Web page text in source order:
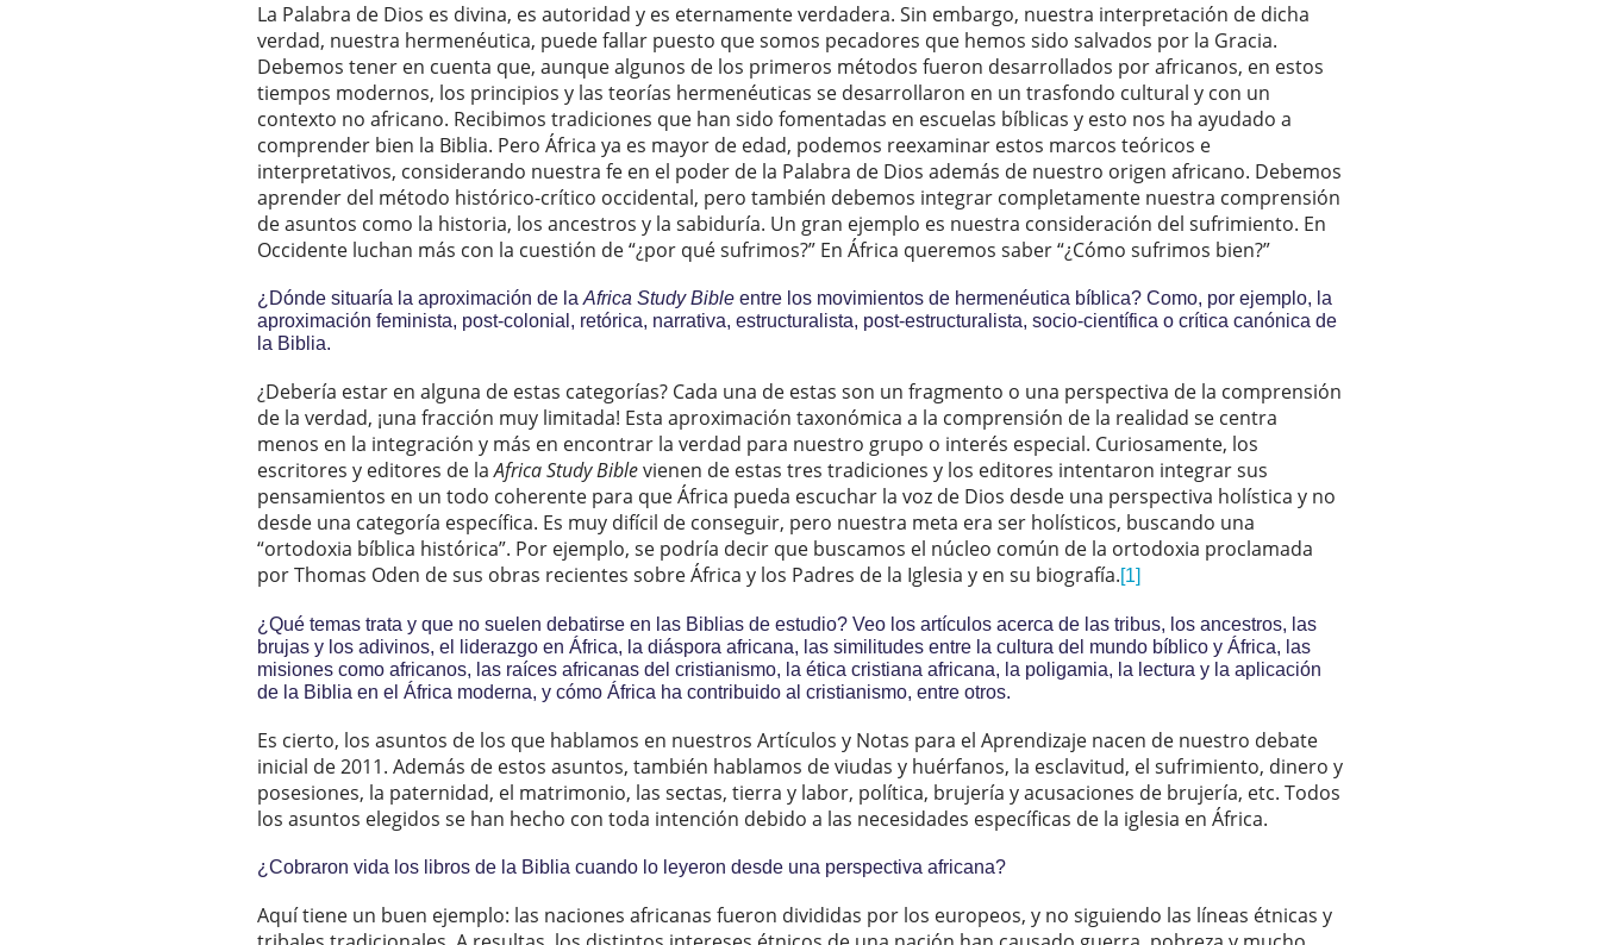
La Palabra de Dios es divina, es autoridad y es eternamente verdadera. Sin embargo, nuestra interpretación de dicha
verdad, nuestra hermenéutica, puede fallar puesto que somos pecadores que hemos sido salvados por la Gracia.
Debemos tener en cuenta que, aunque algunos de los primeros métodos fueron desarrollados por africanos, en estos
tiempos modernos, los principios y las teorías hermenéuticas se desarrollaron en un trasfondo cultural y con un
contexto no africano. Recibimos tradiciones que han sido fomentadas en escuelas bíblicas y esto nos ha ayudado a
comprender bien la Biblia. Pero África ya es mayor de edad, podemos reexaminar estos marcos teóricos e
interpretativos, considerando nuestra fe en el poder de la Palabra de Dios además de nuestro origen africano. Debemos
aprender del método histórico-crítico occidental, pero también debemos integrar completamente nuestra comprensión
de asuntos como la historia, los ancestros y la sabiduría. Un gran ejemplo es nuestra consideración del sufrimiento. En
Occidente luchan más con la cuestión de “¿por qué sufrimos?” En África queremos saber “¿Cómo sufrimos bien?”
¿Dónde situaría la aproximación de la Africa Study Bible entre los movimientos de hermenéutica bíblica? Como, por ejemplo, la
aproximación feminista, post-colonial, retórica, narrativa, estructuralista, post-estructuralista, socio-científica o crítica canónica de
la Biblia.
¿Debería estar en alguna de estas categorías? Cada una de estas son un fragmento o una perspectiva de la comprensión
de la verdad, ¡una fracción muy limitada! Esta aproximación taxonómica a la comprensión de la realidad se centra
menos en la integración y más en encontrar la verdad para nuestro grupo o interés especial. Curiosamente, los
escritores y editores de laAfrica Study Biblevienen de estas tres tradiciones y los editores intentaron integrar sus
pensamientos en un todo coherente para que África pueda escuchar la voz de Dios desde una perspectiva holística y no
desde una categoría específica. Es muy difícil de conseguir, pero nuestra meta era ser holísticos, buscando una
“ortodoxia bíblica histórica”. Por ejemplo, se podría decir que buscamos el núcleo común de la ortodoxia proclamada
por Thomas Oden de sus obras recientes sobre África y los Padres de la Iglesia y en su biografía.[1]
¿Qué temas trata y que no suelen debatirse en las Biblias de estudio? Veo los artículos acerca de las tribus, los ancestros, las
brujas y los adivinos, el liderazgo en África, la diáspora africana, las similitudes entre la cultura del mundo bíblico y África, las
misiones como africanos, las raíces africanas del cristianismo, la ética cristiana africana, la poligamia, la lectura y la aplicación
de la Biblia en el África moderna, y cómo África ha contribuido al cristianismo, entre otros.
Es cierto, los asuntos de los que hablamos en nuestros Artículos y Notas para el Aprendizaje nacen de nuestro debate
inicial de 2011. Además de estos asuntos, también hablamos de viudas y huérfanos, la esclavitud, el sufrimiento, dinero y
posesiones, la paternidad, el matrimonio, las sectas, tierra y labor, política, brujería y acusaciones de brujería, etc. Todos
los asuntos elegidos se han hecho con toda intención debido a las necesidades específicas de la iglesia en África.
¿Cobraron vida los libros de la Biblia cuando lo leyeron desde una perspectiva africana?
Aquí tiene un buen ejemplo: las naciones africanas fueron divididas por los europeos, y no siguiendo las líneas étnicas y